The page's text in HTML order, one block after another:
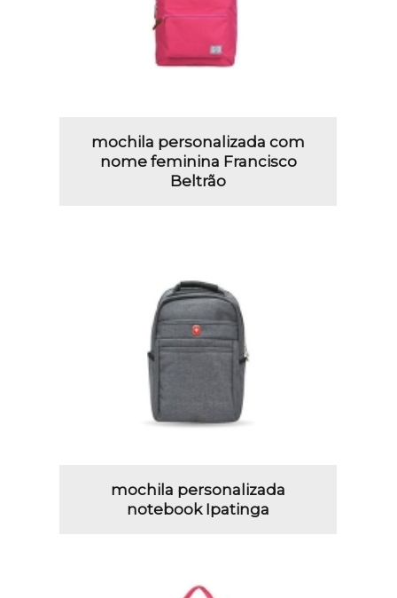
mochila personalizada com
nome feminina Francisco
Beltrão
mochila personalizada
notebook Ipatinga